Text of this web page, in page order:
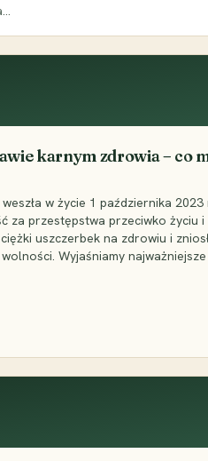
karnym zdrowia – co
w życie 1 października 2023
za przestępstwa przeciwko życiu i
uszczerbek na zdrowiu i
Wyjaśniamy najważniejsze